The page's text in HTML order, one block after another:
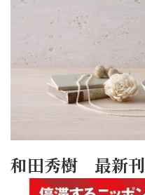
和田秀樹 最新刊